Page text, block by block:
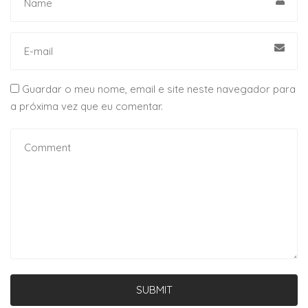
Guardar o meu nome, email e site neste navegador para
a próxima vez que eu comentar.
SUBMIT